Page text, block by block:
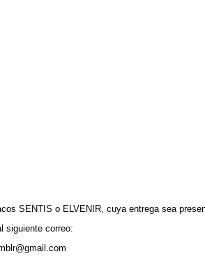
SENTIS o ELVENIR, cuya entrega sea
siguiente correo: